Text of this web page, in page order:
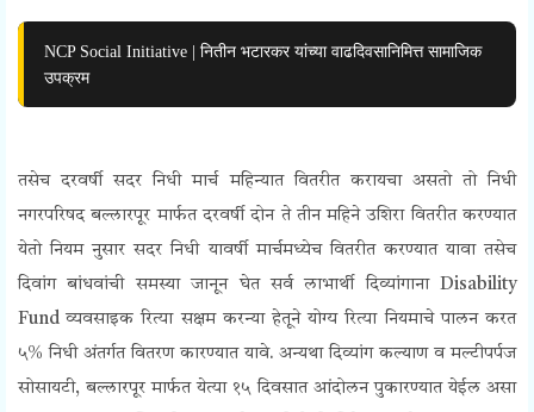
NCP Social Initiative | नितीन भटारकर यांच्या वाढदिवसानिमित्त सामाजिक
उपक्रम
तसेच दरवर्षी सदर निधी मार्च महिन्यात वितरीत करायचा असतो तो निधी
नगरपरिषद बल्लारपूर मार्फत दरवर्षी दोन ते तीन महिने उशिरा वितरीत करण्यात
येतो नियम नुसार सदर निधी यावर्षी मार्चमध्येच वितरीत करण्यात यावा तसेच
दिवांग बांधवांची समस्या जानून घेत सर्व लाभार्थी दिव्यांगाना Disability
Fundव्यवसाइक रित्या सक्षम करन्या हेतूने योग्य रित्या नियमाचे पालन करत
५% निधी अंतर्गत वितरण कारण्यात यावे. अन्यथादिव्यांग कल्याण व मल्टीपर्पज
सोसायटी, बल्लारपूर मार्फतयेत्या १५ दिवसात आंदोलन पुकारण्यात येईल असा